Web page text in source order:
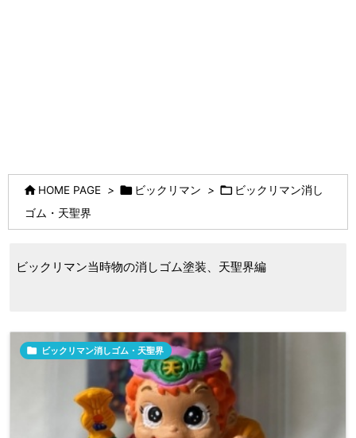
 HOME PAGE >  ビックリマン >  ビックリマン消し
ゴム・天聖界
ビックリマン当時物の消しゴム塗装、天聖界編
 ビックリマン消しゴム・天聖界